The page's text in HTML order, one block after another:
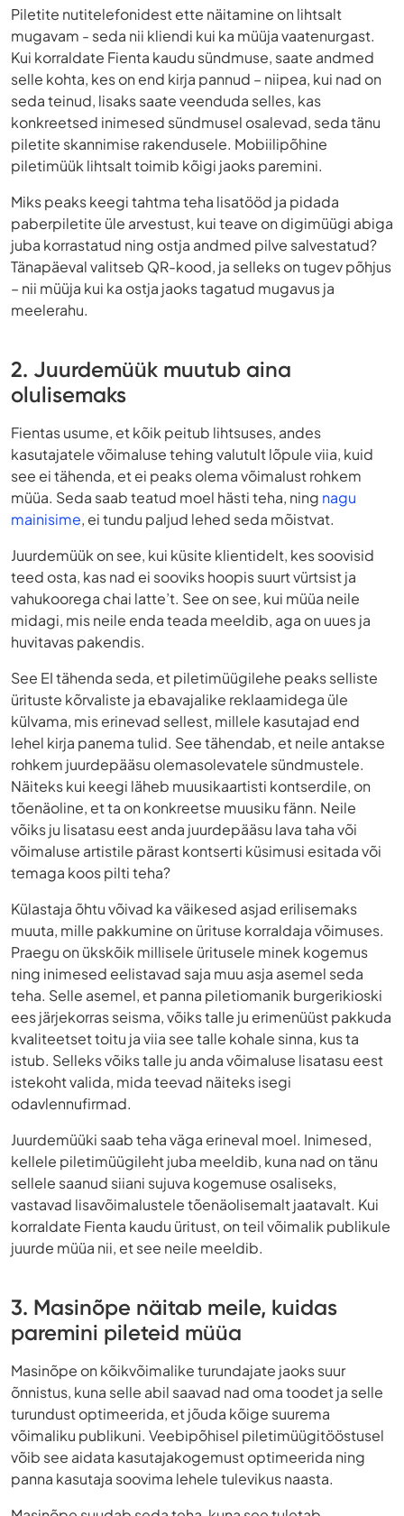
Piletite nutitelefonidest ette näitamine on lihtsalt
mugavam - seda nii kliendi kui ka müüja vaatenurgast.
Kui korraldate Fienta kaudu sündmuse, saate andmed
selle kohta, kes on end kirja pannud – niipea, kui nad on
seda teinud, lisaks saate veenduda selles, kas
konkreetsed inimesed sündmusel osalevad, seda tänu
piletite skannimise rakendusele. Mobiilipõhine
piletimüük lihtsalt toimib kõigi jaoks paremini.
Miks peaks keegi tahtma teha lisatööd ja pidada
paberpiletite üle arvestust, kui teave on digimüügi abiga
juba korrastatud ning ostja andmed pilve salvestatud?
Tänapäeval valitseb QR-kood, ja selleks on tugev põhjus
– nii müüja kui ka ostja jaoks tagatud mugavus ja
meelerahu.
2. Juurdemüük muutub aina
olulisemaks
Fientas usume, et kõik peitub lihtsuses, andes
kasutajatele võimaluse tehing valutult lõpule viia, kuid
see ei tähenda, et ei peaks olema võimalust rohkem
müüa. Seda saab teatud moel hästi teha, ning nagu
mainisime, ei tundu paljud lehed seda mõistvat.
Juurdemüük on see, kui küsite klientidelt, kes soovisid
teed osta, kas nad ei sooviks hoopis suurt vürtsist ja
vahukoorega chai latte’t. See on see, kui müüa neile
midagi, mis neile enda teada meeldib, aga on uues ja
huvitavas pakendis.
See EI tähenda seda, et piletimüügilehe peaks selliste
ürituste kõrvaliste ja ebavajalike reklaamidega üle
külvama, mis erinevad sellest, millele kasutajad end
lehel kirja panema tulid. See tähendab, et neile antakse
rohkem juurdepääsu olemasolevatele sündmustele.
Näiteks kui keegi läheb muusikaartisti kontserdile, on
tõenäoline, et ta on konkreetse muusiku fänn. Neile
võiks ju lisatasu eest anda juurdepääsu lava taha või
võimaluse artistile pärast kontserti küsimusi esitada või
temaga koos pilti teha?
Külastaja õhtu võivad ka väikesed asjad erilisemaks
muuta, mille pakkumine on ürituse korraldaja võimuses.
Praegu on ükskõik millisele üritusele minek kogemus
ning inimesed eelistavad saja muu asja asemel seda
teha. Selle asemel, et panna piletiomanik burgerikioski
ees järjekorras seisma, võiks talle ju erimenüüst pakkuda
kvaliteetset toitu ja viia see talle kohale sinna, kus ta
istub. Selleks võiks talle ju anda võimaluse lisatasu eest
istekoht valida, mida teevad näiteks isegi
odavlennufirmad.
Juurdemüüki saab teha väga erineval moel. Inimesed,
kellele piletimüügileht juba meeldib, kuna nad on tänu
sellele saanud siiani sujuva kogemuse osaliseks,
vastavad lisavõimalustele tõenäolisemalt jaatavalt. Kui
korraldate Fienta kaudu üritust, on teil võimalik publikule
juurde müüa nii, et see neile meeldib.
3. Masinõpe näitab meile, kuidas
paremini pileteid müüa
Masinõpe on kõikvõimalike turundajate jaoks suur
õnnistus, kuna selle abil saavad nad oma toodet ja selle
turundust optimeerida, et jõuda kõige suurema
võimaliku publikuni. Veebipõhisel piletimüügitööstusel
võib see aidata kasutajakogemust optimeerida ning
panna kasutaja soovima lehele tulevikus naasta.